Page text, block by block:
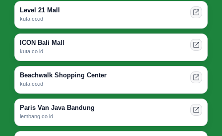
Level 21 Mall
kuta.co.id
ICON Bali Mall
kuta.co.id
Beachwalk Shopping Center
kuta.co.id
Paris Van Java Bandung
lembang.co.id